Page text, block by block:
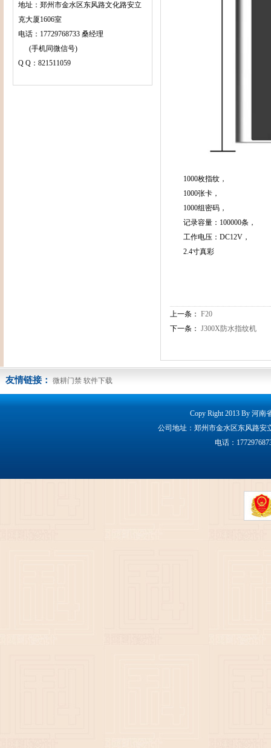
地址：郑州市金水区东风路文化路安立
克大厦1606室
电话：17729768733 桑经理
(手机同微信号)
Q Q：821511059
1000枚指纹，
1000张卡，
1000组密码，
记录容量：100000条，
工作电压：DC12V，
2.4寸真彩
上一条： F20
下一条： J300X防水指纹机
友情链接： 微耕门禁 软件下载
Copy Right 2013 By 河南
公司地址：郑州市金水区东风路安
电话：